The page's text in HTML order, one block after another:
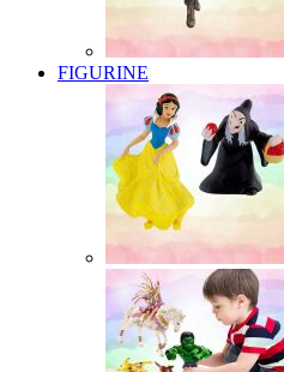
FIGURINE